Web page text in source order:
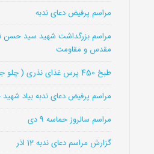
مراسم پرفیض دعای ندبه
مراسم بزرگداشت شهید سید حسن
مقدس و مقاومت
طبخ 450 پرس غذای نذری ( چلو جوجه )
مراسم پرفیض دعای ندبه بیاد
مراسم سالروز حماسه 9 دی
گزارش مراسم دعای ندبه 12 اذر